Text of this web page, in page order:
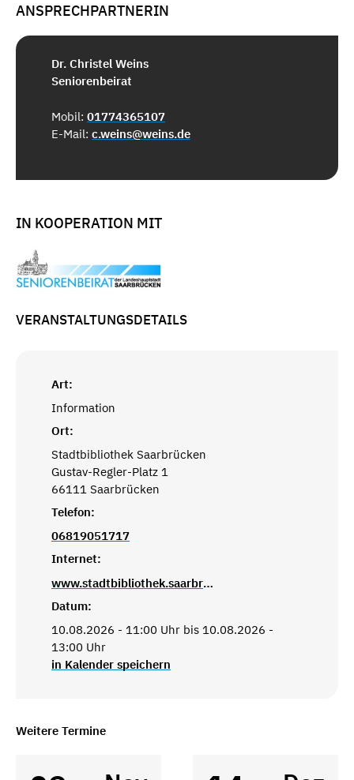
ANSPRECHPARTNERIN
Dr. Christel Weins
Seniorenbeirat
Mobil: 01774365107
E-Mail: c.weins@weins.de
IN KOOPERATION MIT
VERANSTALTUNGSDETAILS
Art:
Information
Ort:
Stadtbibliothek Saarbrücken
Gustav-Regler-Platz 1
66111 Saarbrücken
Telefon:
06819051717
Internet:
www.stadtbibliothek.saarbruecken.de
Datum:
10.08.2026 - 11:00 Uhr bis 10.08.2026 -
13:00 Uhr
in Kalender speichern
Weitere Termine